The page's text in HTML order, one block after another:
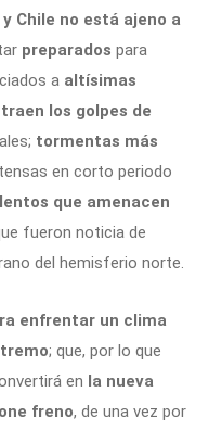
Chile no está ajeno a
preparados para
a altísimas
los golpes de
tormentas más
en corto periodo
que amenacen
fueron noticia de
del hemisferio norte.
enfrentar un clima
; que, por lo que
en la nueva
freno, de una vez por